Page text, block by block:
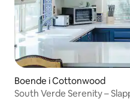
Boende i Cottonwood
South Verde Serenity –